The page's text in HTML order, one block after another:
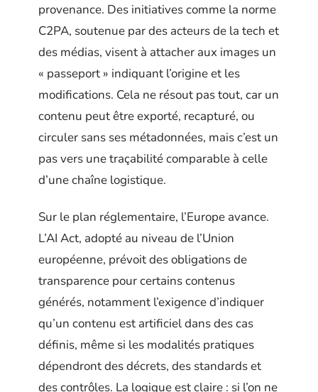
provenance. Des initiatives comme la norme
C2PA, soutenue par des acteurs de la tech et
des médias, visent à attacher aux images un
« passeport » indiquant l’origine et les
modifications. Cela ne résout pas tout, car un
contenu peut être exporté, recapturé, ou
circuler sans ses métadonnées, mais c’est un
pas vers une traçabilité comparable à celle
d’une chaîne logistique.
Sur le plan réglementaire, l’Europe avance.
L’AI Act, adopté au niveau de l’Union
européenne, prévoit des obligations de
transparence pour certains contenus
générés, notamment l’exigence d’indiquer
qu’un contenu est artificiel dans des cas
définis, même si les modalités pratiques
dépendront des décrets, des standards et
des contrôles. La logique est claire : si l’on ne